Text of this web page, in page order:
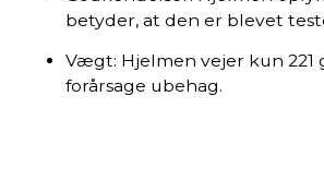
betyder, at den er blevet
Vægt: Hjelmen vejer kun
forårsage ubehag.